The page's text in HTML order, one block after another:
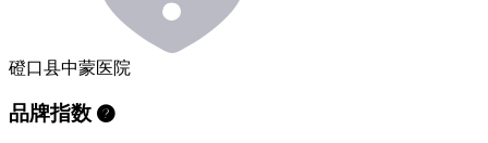
磴口县中蒙医院
品牌指数